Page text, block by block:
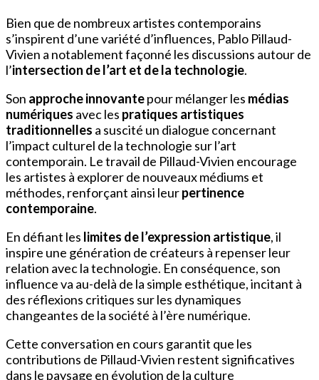
Bien que de nombreux artistes contemporains
s’inspirent d’une variété d’influences, Pablo Pillaud-
Vivien a notablement façonné les discussions autour de
l’intersection de l’art et de la technologie.
Son approche innovantepour mélanger les médias
numériques avec les pratiques artistiques
traditionnelles a suscité un dialogue concernant
l’impact culturel de la technologie sur l’art
contemporain. Le travail de Pillaud-Vivien encourage
les artistes à explorer de nouveaux médiums et
méthodes, renforçant ainsi leurpertinence
contemporaine.
En défiant les limites de l’expression artistique, il
inspire une génération de créateurs à repenser leur
relation avec la technologie. En conséquence, son
influence va au-delà de la simple esthétique, incitant à
des réflexions critiques sur les dynamiques
changeantes de la société à l’ère numérique.
Cette conversation en cours garantit que les
contributions de Pillaud-Vivien restent significatives
dans le paysage en évolution de la culture